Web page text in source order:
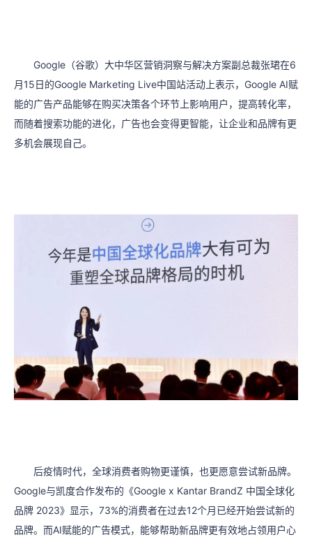
Google（谷歌）大中华区营销洞察与解决方案副总裁张珺在6
月15日的Google Marketing Live中国站活动上表示，Google AI赋
能的广告产品能够在购买决策各个环节上影响用户，提高转化率，
而随着搜索功能的进化，广告也会变得更智能，让企业和品牌有更
多机会展现自己。
后疫情时代，全球消费者购物更谨慎，也更愿意尝试新品牌。
Google与凯度合作发布的《Google x Kantar BrandZ 中国全球化
品牌 2023》显示，73%的消费者在过去12个月已经开始尝试新的
品牌。而AI赋能的广告模式，能够帮助新品牌更有效地占领用户心